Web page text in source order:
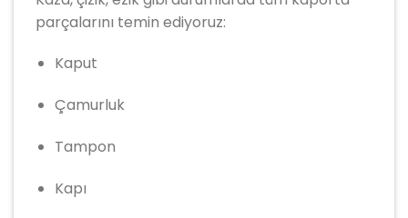
parçalarını temin ediyoruz:
Kaput
Çamurluk
Tampon
Kapı